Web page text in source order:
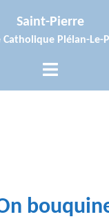
Saint-Pierre
Catholique Plélan-Le-
Ouvrir/fermer